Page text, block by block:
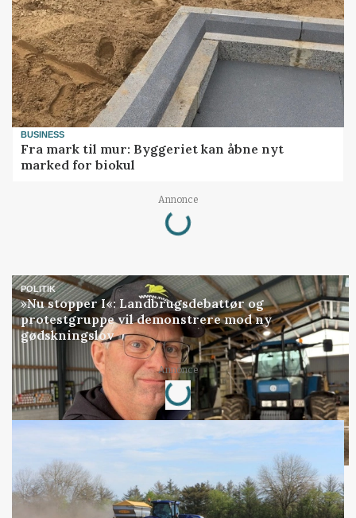
BUSINESS
Fra mark til mur: Byggeriet kan åbne nyt
marked for biokul
Annonce
Loading...
POLITIK
»Nu stopper I«: Landbrugsdebattør og
protestgruppe vil demonstrere mod ny
gødskningslov
Annonce
Loading...